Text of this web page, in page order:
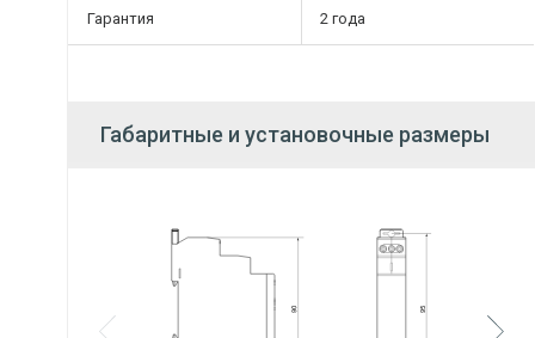
Гарантия 2 года
Габаритные и установочные размеры